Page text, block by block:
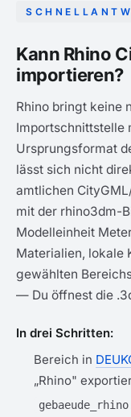
Kann Rhino
importieren?
Rhino bringt keine
Ursprungsformat
lässt sich nicht
amtlichen
mit der rhino3dm-
Modelleinheit
Materialien, lokale
gewählten
— Du öffnest die
In drei Schritten:
Bereich in
„Rhino"